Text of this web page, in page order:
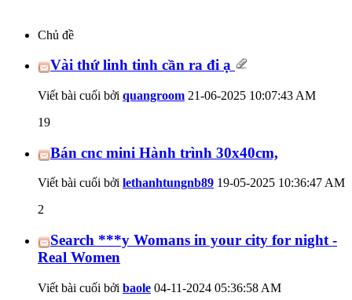
Chủ đề
Vài thứ linh tinh cần ra đi ạ
Viết bài cuối bởi quangroom 21-06-2025 10:07:43 AM
19
Bán cnc mini Hành trình 30x40cm,
Viết bài cuối bởi lethanhtungnb89 19-05-2025 10:36:47 AM
2
Search ***y Womans in your city for night -
Real Women
Viết bài cuối bởi baole 04-11-2024 05:36:58 AM